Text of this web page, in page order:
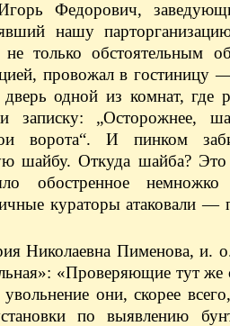
Федорович,
нашу
не только обстоятельным
провожал в гостиницу
одной из комнат, где
записку: „Осторожнее,
ворота“. И пинком
шайбу. Откуда шайба? Это
обостренное немножко
кураторы атаковали —
Николаевна Пименова, и.
«Проверяющие тут же
они, скорее
по выявлению